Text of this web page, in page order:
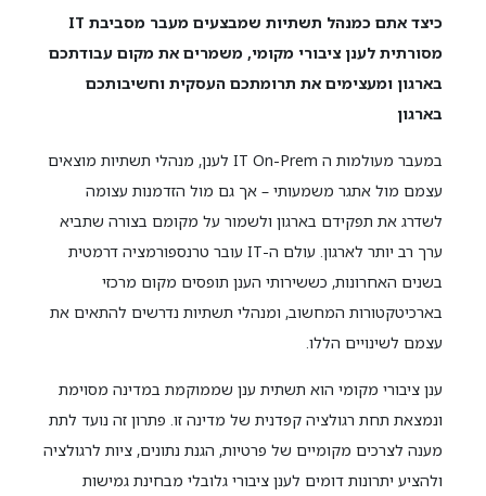
כיצד אתם כמנהל תשתיות שמבצעים מעבר מסביבת
מסורתית לענן ציבורי מקומי, משמרים את מקום עבודתכם
בארגון ומעצימים את תרומתכם העסקית וחשיבותכם
בארגון
במעבר מעולמות ה IT On-Prem לענן, מנהלי תשתיות מוצאים
עצמם מול אתגר משמעותי – אך גם מול הזדמנות עצומה
לשדרג את תפקידם בארגון ולשמור על מקומם בצורה שתביא
ערך רב יותר לארגון. עולם ה-IT עובר טרנספורמציה דרמטית
בשנים האחרונות, כששירותי הענן תופסים מקום מרכזי
בארכיטקטורות המחשוב, ומנהלי תשתיות נדרשים להתאים את
עצמם לשינויים הללו.
ענן ציבורי מקומי הוא תשתית ענן שממוקמת במדינה מסוימת
ונמצאת תחת רגולציה קפדנית של מדינה זו. פתרון זה נועד לתת
מענה לצרכים מקומיים של פרטיות, הגנת נתונים, ציות לרגולציה
ולהציע יתרונות דומים לענן ציבורי גלובלי מבחינת גמישות